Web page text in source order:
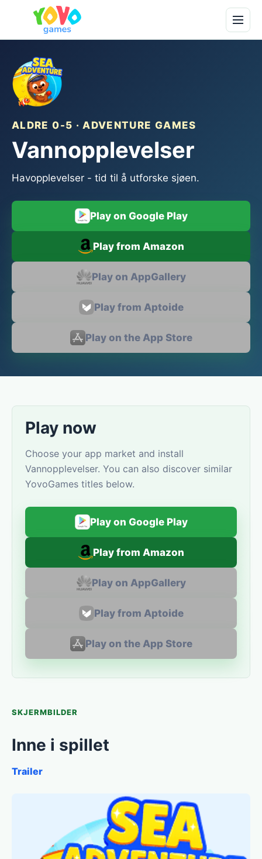
ALDRE 0-5 · ADVENTURE GAMES
Vannopplevelser
Havopplevelser - tid til å utforske sjøen.
Play on Google Play
Play from Amazon
Play on AppGallery
Play from Aptoide
Play on the App Store
Play now
Choose your app market and install
Vannopplevelser. You can also discover similar
YovoGames titles below.
Play on Google Play
Play from Amazon
Play on AppGallery
Play from Aptoide
Play on the App Store
SKJERMBILDER
Inne i spillet
Trailer